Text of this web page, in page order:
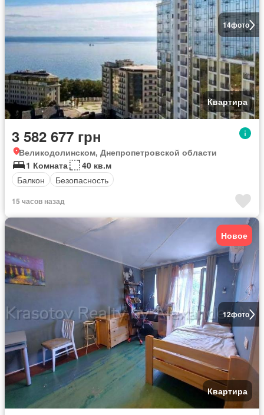
14фото
Квартира
3 582 677 грн
Великодолинском, Днепропетровской области
1 Комната
40 кв.м
Балкон
Безопасность
15 часов назад
12фото
Новое
Квартира